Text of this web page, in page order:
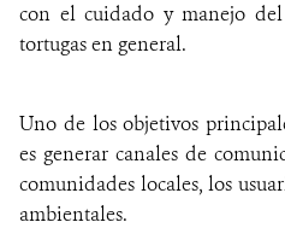
con el cuidado y manejo
tortugas en general.
Uno de los objetivos
es generar canales de
comunidades locales, los
ambientales.